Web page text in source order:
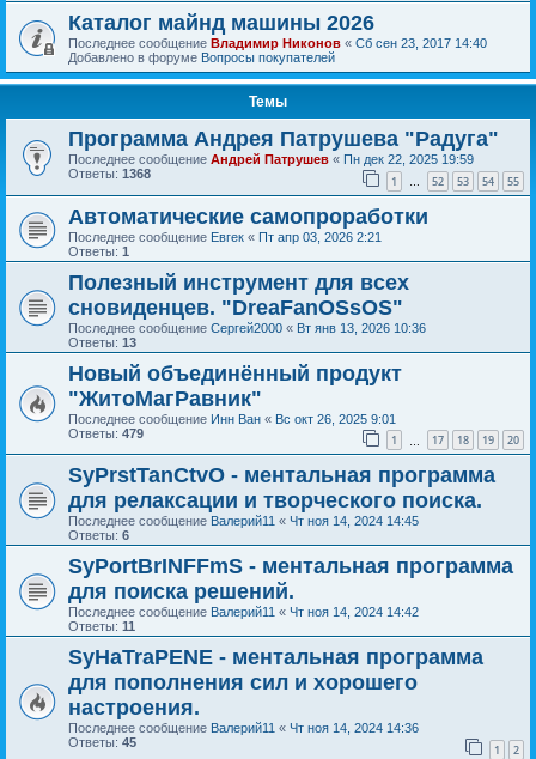
Каталог майнд машины 2026
Последнее сообщение Владимир Никонов « Сб сен 23, 2017 14:40
Добавлено в форуме Вопросы покупателей
Темы
Программа Андрея Патрушева "Радуга"
Последнее сообщение Андрей Патрушев « Пн дек 22, 2025 19:59
Ответы: 1368 1 … 52 53 54 55
Автоматические самопроработки
Последнее сообщение Евгек « Пт апр 03, 2026 2:21
Ответы: 1
Полезный инструмент для всех
сновиденцев. "DreaFanOSsOS"
Последнее сообщение Сергей2000 « Вт янв 13, 2026 10:36
Ответы: 13
Новый объединённый продукт
"ЖитоМагРавник"
Последнее сообщение Инн Ван « Вс окт 26, 2025 9:01
Ответы: 479 1 17 18 19 20
SyPrstTanCtvO - ментальная программа
для релаксации и творческого поиска.
Последнее сообщение Валерий11 « Чт ноя 14, 2024 14:45
Ответы: 6
SyPortBrINFFmS - ментальная программа
для поиска решений.
Последнее сообщение Валерий11 « Чт ноя 14, 2024 14:42
Ответы: 11
SyHaTraPENE - ментальная программа
для пополнения сил и хорошего
настроения.
Последнее сообщение Валерий11 « Чт ноя 14, 2024 14:36
Ответы: 45 1 2